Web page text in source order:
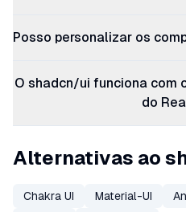
Posso personalizar os
O shadcn/ui funciona com
do
Alternativas ao
Chakra UI Material-UI